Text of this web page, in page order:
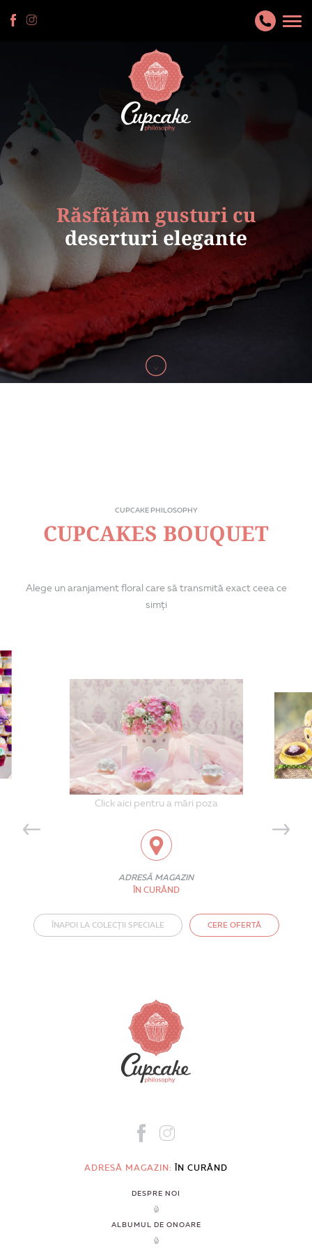
Răsfățăm gusturi cu
deserturi elegante
CUPCAKE PHILOSOPHY
CUPCAKES BOUQUET
Alege un aranjament floral care să transmită exact ceea ce
simți
Click aici pentru a mări poza
ADRESĂ MAGAZIN
ÎN CURÂND
ÎNAPOI LA COLECȚII SPECIALE CERE OFERTĂ
ADRESĂ MAGAZIN: ÎN CURÂND
DESPRE NOI
ALBUMUL DE ONOARE